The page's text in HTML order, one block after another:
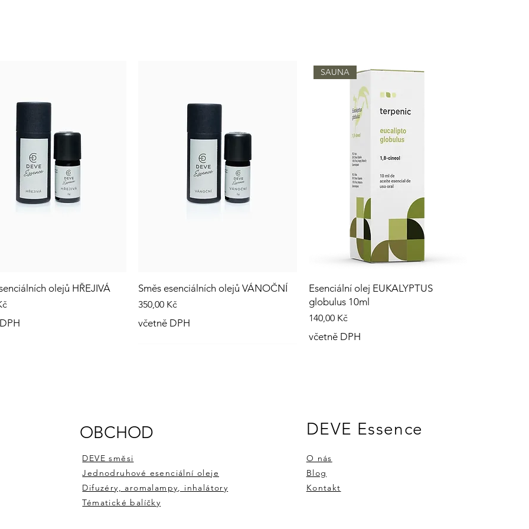
olejů HŘEJIVÁ Směs esenciálních olejů VÁNOČNÍ
Cena
350,00 Kč
včetně DPH
SAUNA
Esenciální olej EUKALYPTUS
globulus 10ml
Cena
140,00 Kč
včetně DPH
OBCHOD
DEVE směsi
Jednodruhové esenciální oleje
Difuzéry, aromalampy, inhalátory
Tématické balíčky
DEVE Essence
O nás
Blog
Kontakt